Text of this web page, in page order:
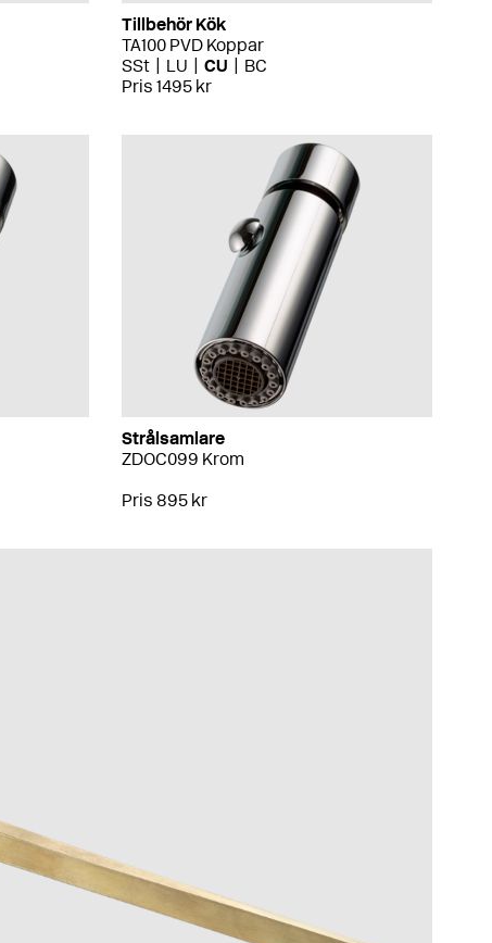
Tillbehör Kök
TA100 PVD Koppar
SSt
LU CU
BC
Pris 1495 kr
Strålsamlare
ZDOC099 Krom
Pris 895 kr